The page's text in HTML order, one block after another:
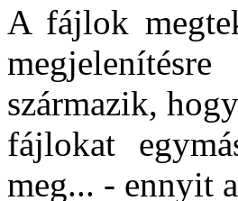
A fájlok
származik,
fájlokat
meg... - ennyit